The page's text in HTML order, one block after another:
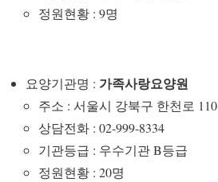
정원현황 : 9명
요양기관명 : 가족사랑요양원
주소 : 서울시 강북구 한천로
상담전화 : 02-999-8334
기관등급 : 우수기관 B등급
정원현황 : 20명